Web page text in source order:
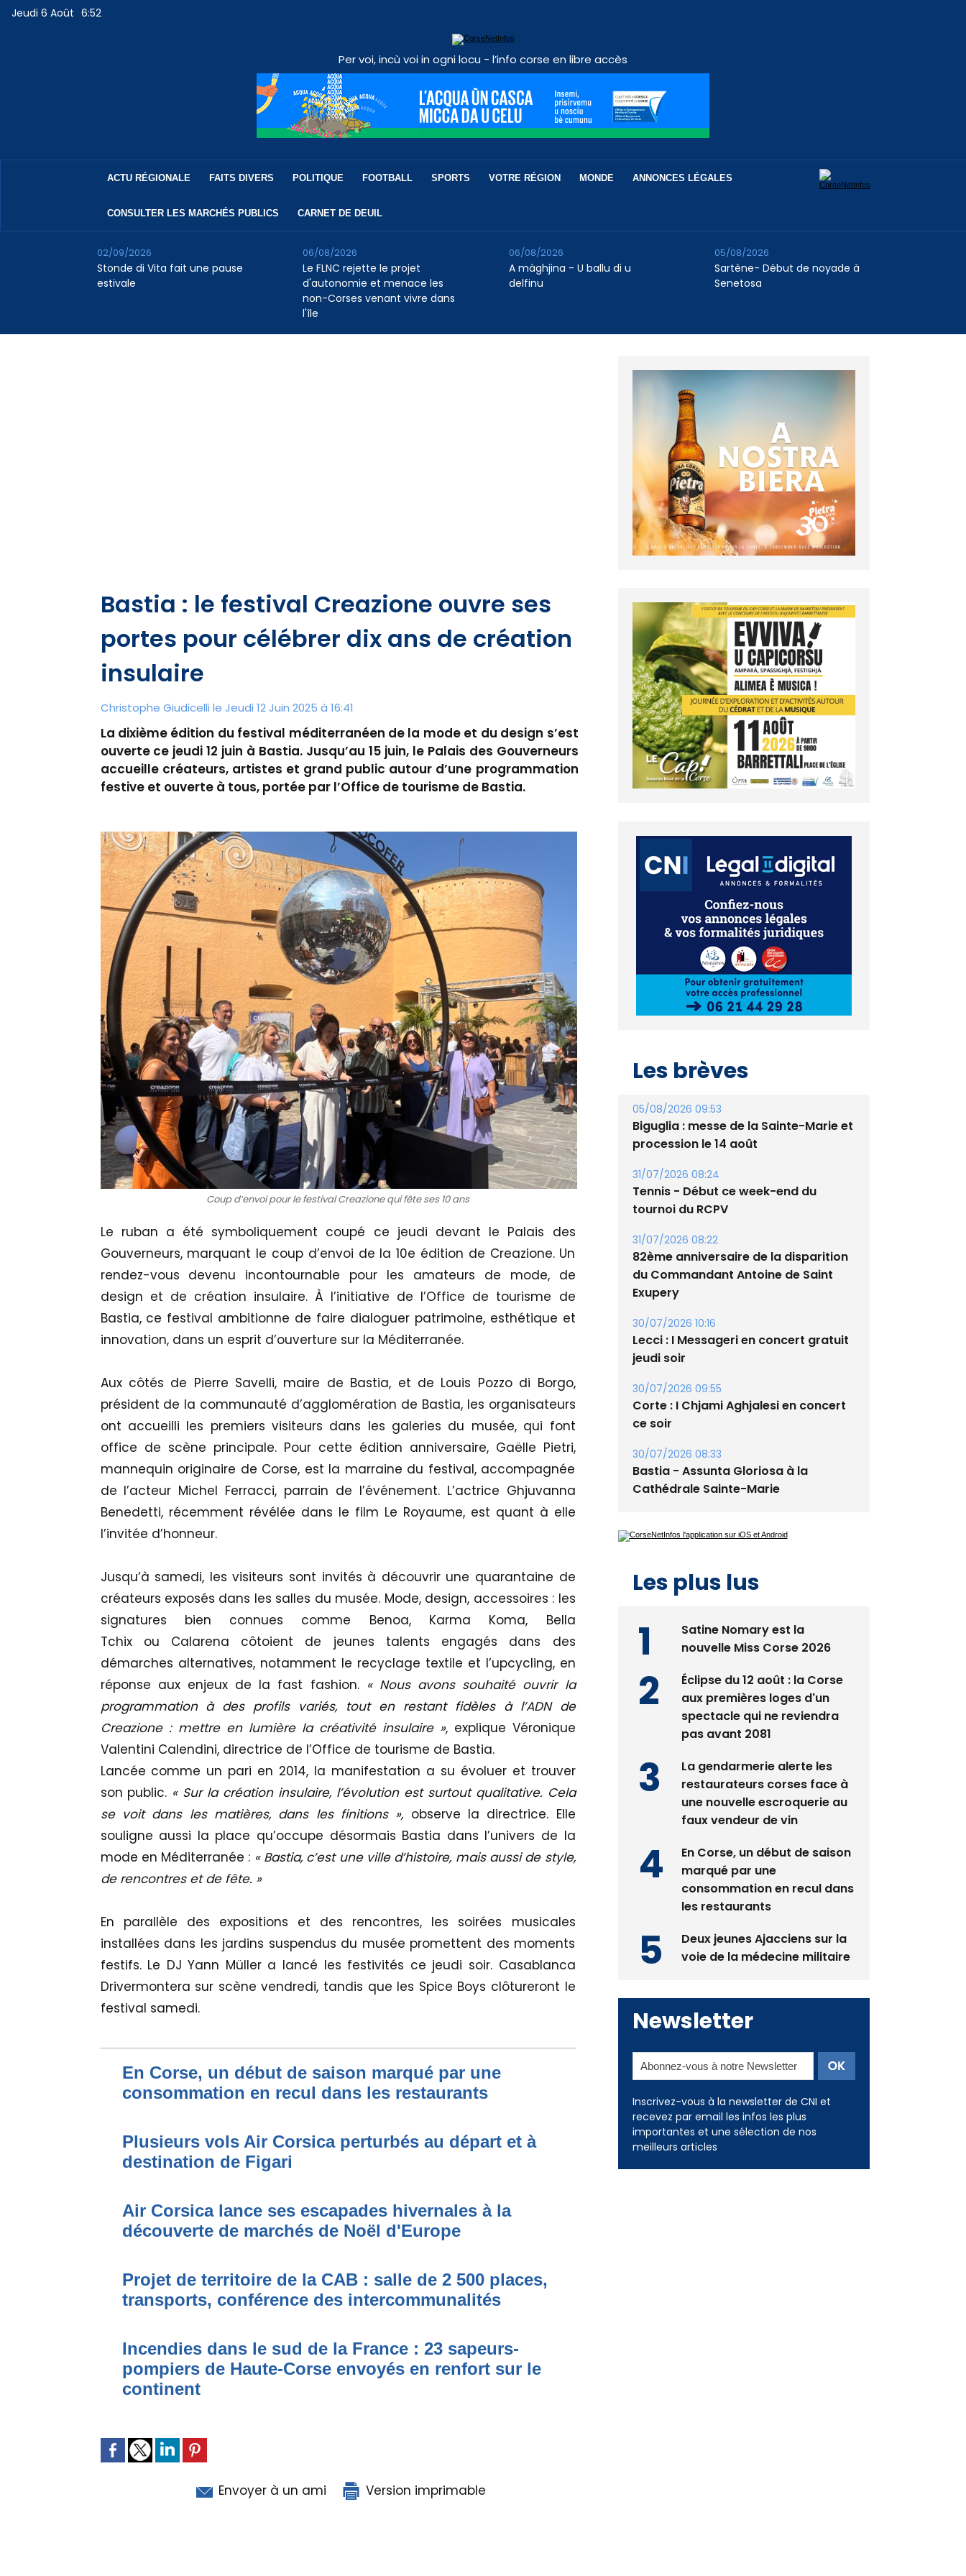
Jeudi 6 Août 6:52
Per voi, incù voi in ogni locu - l’info corse en libre accès
ACTU RÉGIONALE FAITS DIVERS POLITIQUE FOOTBALL SPORTS VOTRE RÉGION MONDE ANNONCES LÉGALES
CONSULTER LES MARCHÉS PUBLICS CARNET DE DEUIL
Stonde di Vita fait une pause
estivale
02/09/2026
Le FLNC rejette le projet
d'autonomie et menace les
non-Corses venant vivre dans
l'île
06/08/2026
A màghjina - U ballu di u
delfinu
06/08/2026
Sartène- Début de noyade à
Senetosa
05/08/2026
Bastia : le festival Creazione ouvre ses
portes pour célébrer dix ans de création
insulaire
Christophe Giudicelli le Jeudi 12 Juin 2025 à 16:41
La dixième édition du festival méditerranéen de la mode et du design s’est
ouverte ce jeudi 12 juin à Bastia. Jusqu’au 15 juin, le Palais des Gouverneurs
accueille créateurs, artistes et grand public autour d’une programmation
festive et ouverte à tous, portée par l’Office de tourisme de Bastia.
Coup d’envoi pour le festival Creazione qui fête ses 10 ans
Le ruban a été symboliquement coupé ce jeudi devant le Palais des
Gouverneurs, marquant le coup d’envoi de la 10e édition de Creazione. Un
rendez-vous devenu incontournable pour les amateurs de mode, de
design et de création insulaire. À l’initiative de l’Office de tourisme de
Bastia, ce festival ambitionne de faire dialoguer patrimoine, esthétique et
innovation, dans un esprit d’ouverture sur la Méditerranée.
Aux côtés de Pierre Savelli, maire de Bastia, et de Louis Pozzo di Borgo,
président de la communauté d’agglomération de Bastia, les organisateurs
ont accueilli les premiers visiteurs dans les galeries du musée, qui font
office de scène principale. Pour cette édition anniversaire, Gaëlle Pietri,
mannequin originaire de Corse, est la marraine du festival, accompagnée
de l’acteur Michel Ferracci, parrain de l’événement. L’actrice Ghjuvanna
Benedetti, récemment révélée dans le film Le Royaume, est quant à elle
l’invitée d’honneur.
Jusqu’à samedi, les visiteurs sont invités à découvrir une quarantaine de
créateurs exposés dans les salles du musée. Mode, design, accessoires : les
signatures bien connues comme Benoa, Karma Koma, Bella
Tchix ou Calarena côtoient de jeunes talents engagés dans des
démarches alternatives, notamment le recyclage textile et l’upcycling, en
réponse aux enjeux de la fast fashion. « Nous avons souhaité ouvrir la
programmation à des profils variés, tout en restant fidèles à l’ADN de
Creazione : mettre en lumière la créativité insulaire », explique Véronique
Valentini Calendini, directrice de l’Office de tourisme de Bastia.
Lancée comme un pari en 2014, la manifestation a su évoluer et trouver
son public. « Sur la création insulaire, l’évolution est surtout qualitative. Cela
se voit dans les matières, dans les finitions », observe la directrice. Elle
souligne aussi la place qu’occupe désormais Bastia dans l’univers de la
mode en Méditerranée : « Bastia, c’est une ville d’histoire, mais aussi de style,
de rencontres et de fête. »
En parallèle des expositions et des rencontres, les soirées musicales
installées dans les jardins suspendus du musée promettent des moments
festifs. Le DJ Yann Müller a lancé les festivités ce jeudi soir. Casablanca
Drivermontera sur scène vendredi, tandis que les Spice Boys clôtureront le
festival samedi.
En Corse, un début de saison marqué par une
consommation en recul dans les restaurants
Plusieurs vols Air Corsica perturbés au départ et à
destination de Figari
Air Corsica lance ses escapades hivernales à la
découverte de marchés de Noël d'Europe
Projet de territoire de la CAB : salle de 2 500 places,
transports, conférence des intercommunalités
Incendies dans le sud de la France : 23 sapeurs-
pompiers de Haute-Corse envoyés en renfort sur le
continent
Envoyer à un ami Version imprimable
05/08/2026 09:53
procession le 14 août
31/07/2026 08:24
tournoi du RCPV
31/07/2026 08:22
du Commandant Antoine de Saint
Exupery
30/07/2026 10:16
jeudi soir
30/07/2026 09:55
ce soir
30/07/2026 08:33
Cathédrale Sainte-Marie
Éclipse du 12 août : la Corse
spectacle qui ne reviendra
pas avant 2081
La gendarmerie alerte les
une nouvelle escroquerie au
faux vendeur de vin
En Corse, un début de saison
consommation en recul dans
les restaurants
Deux jeunes Ajacciens sur la
Inscrivez-vous à la newsletter de CNI et
recevez par email les infos les plus
importantes et une sélection de nos
meilleurs articles